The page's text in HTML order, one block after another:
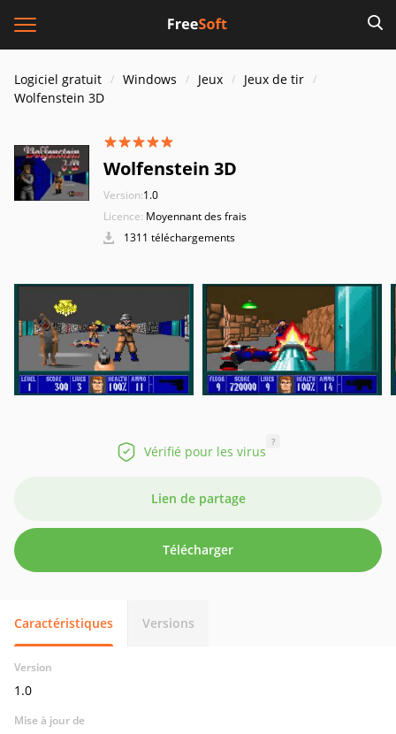
Logiciel gratuit Windows Jeux
Jeux de tir
Wolfenstein 3D
Wolfenstein 3D
Version:1.0
Licence: Moyennant des frais
1311 téléchargements
Vérifié pour les virus
?
Lien de partage
Télécharger
Caractéristiques Versions
Version
1.0
Mise à jour de